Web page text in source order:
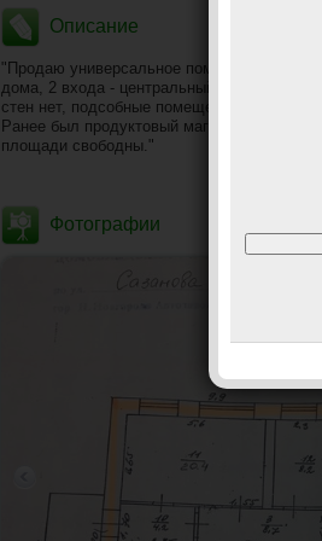
Описание
"Продаю универсальное помещение 455,1
дома, 2 входа - центральный и запасной
стен нет, подсобные помещения 79,7 м2.,
Ранее был продуктовый магазин.
площади свободны."
Фотографии